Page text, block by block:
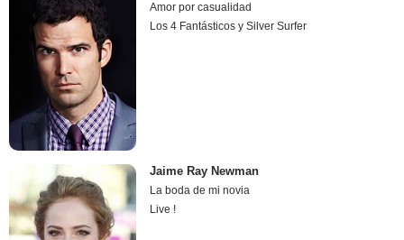
Amor por casualidad
Los 4 Fantásticos y Silver Surfer
Jaime Ray Newman
La boda de mi novia
Live !